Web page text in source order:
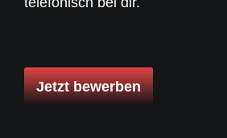
Jetzt bewerben